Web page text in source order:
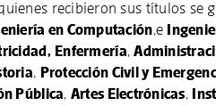
recibieron sus títulos se
en Computación,e
Enfermería,
, Protección Civil y
Pública, Artes Electrónicas,